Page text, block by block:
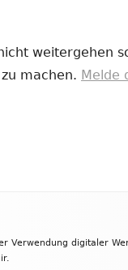
weitergehen
machen. Melde
Verwendung digitaler